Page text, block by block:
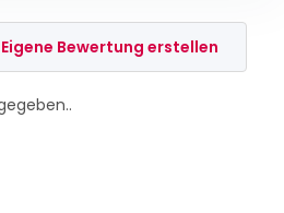
Eigene Bewertung erstellen